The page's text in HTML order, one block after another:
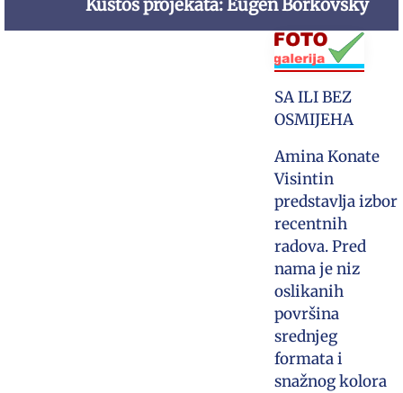
Kustos projekata: Eugen Borkovsky
SA ILI BEZ
OSMIJEHA
Amina Konate
Visintin
predstavlja izbor
recentnih
radova. Pred
nama je niz
oslikanih
površina
srednjeg
formata i
snažnog kolora